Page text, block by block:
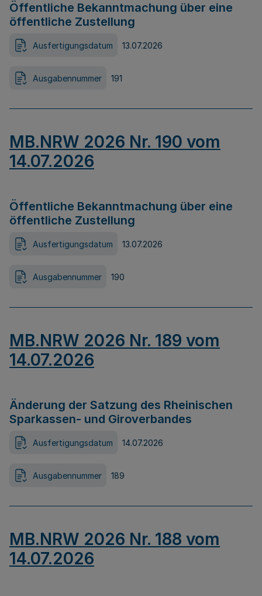
Öffentliche Bekanntmachung über eine
öffentliche Zustellung
Ausfertigungsdatum 13.07.2026
Ausgabennummer 191
MB.NRW 2026 Nr. 190 vom
14.07.2026
Öffentliche Bekanntmachung über eine
öffentliche Zustellung
Ausfertigungsdatum 13.07.2026
Ausgabennummer 190
MB.NRW 2026 Nr. 189 vom
14.07.2026
Änderung der Satzung des Rheinischen
Sparkassen- und Giroverbandes
Ausfertigungsdatum 14.07.2026
Ausgabennummer 189
MB.NRW 2026 Nr. 188 vom
14.07.2026